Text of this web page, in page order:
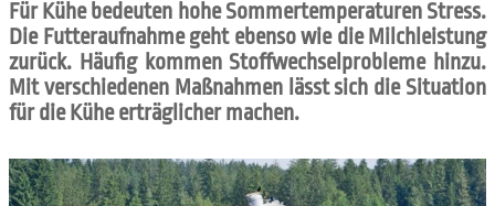
Für Kühe bedeuten hohe Sommertemperaturen Stress.
Die Futteraufnahme geht ebenso wie die Milchleistung
zurück. Häufig kommen Stoffwechselprobleme hinzu.
Mit verschiedenen Maßnahmen lässt sich die Situation
für die Kühe erträglicher machen.